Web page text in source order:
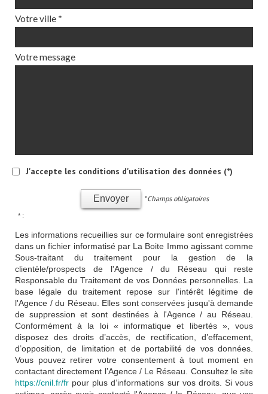
Votre ville *
Votre message
J'accepte les conditions d'utilisation des données (*)
Envoyer * Champs obligatoires
* :
Les informations recueillies sur ce formulaire sont enregistrées
dans un fichier informatisé par La Boite Immo agissant comme
Sous-traitant du traitement pour la gestion de la
clientèle/prospects de l'Agence / du Réseau qui reste
Responsable du Traitement de vos Données personnelles. La
base légale du traitement repose sur l'intérêt légitime de
l'Agence / du Réseau. Elles sont conservées jusqu'à demande
de suppression et sont destinées à l'Agence / au Réseau.
Conformément à la loi « informatique et libertés », vous
disposez des droits d’accès, de rectification, d’effacement,
d’opposition, de limitation et de portabilité de vos données.
Vous pouvez retirer votre consentement à tout moment en
contactant directement l’Agence / Le Réseau. Consultez le site
https://cnil.fr/fr pour plus d’informations sur vos droits. Si vous